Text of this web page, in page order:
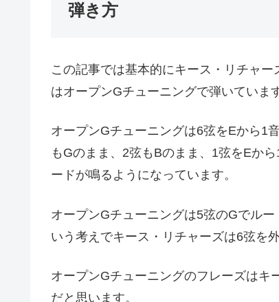
弾き方
この記事では基本的にキース・リチャ
はオープンGチューニングで弾いています
オープンGチューニングは6弦をEから1
もGのまま、2弦もBのまま、1弦をEか
ードが鳴るようになっています。
オープンGチューニングは5弦のGでル
いう考えでキース・リチャーズは6弦を
オープンGチューニングのフレーズはキ
だと思います。